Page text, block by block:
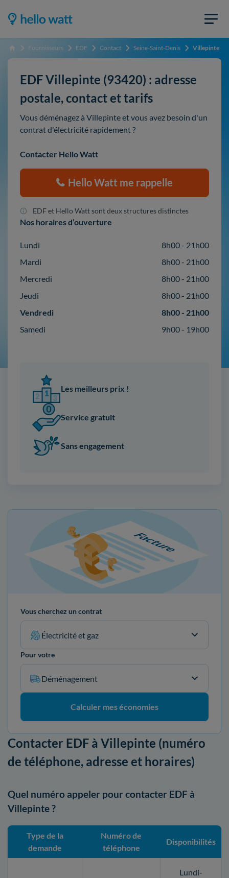
Accueil Fournisseurs EDF Contact Seine-Saint-Denis Villepinte
EDF Villepinte (93420) : adresse
postale, contact et tarifs
Vous déménagez à Villepinte et vous avez besoin d'un
contrat d'électricité rapidement ?
Contacter Hello Watt
Hello Watt me rappelle
EDF et Hello Watt sont deux structures distinctes
Nos horaires d’ouverture
Lundi
8h00 - 21h00
Mardi
8h00 - 21h00
Mercredi
8h00 - 21h00
Jeudi
8h00 - 21h00
Vendredi
8h00 - 21h00
Samedi
9h00 - 19h00
Les meilleurs prix !
Service gratuit
Sans engagement
Vous cherchez un contrat
Électricité et gaz
Pour votre
Déménagement
Calculer mes économies
Contacter EDF à Villepinte (numéro
de téléphone, adresse et horaires)
Quel numéro appeler pour contacter EDF à
Villepinte ?
Type de la
demande
Numéro de
téléphone
Disponibilités
Lundi-